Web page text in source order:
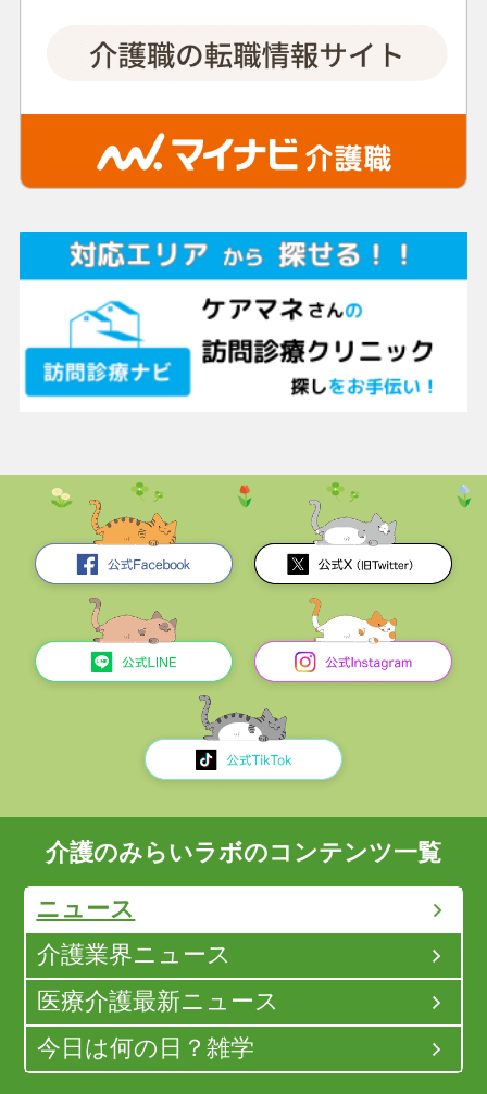
介護のみらいラボのコンテンツ一覧
ニュース
介護業界ニュース
医療介護最新ニュース
今日は何の日？雑学